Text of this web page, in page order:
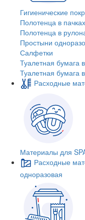
Гигиенические
Полотенца в пачках
Полотенца в
Простыни
Салфетки
Туалетная бумага
Туалетная бумага
Расходные
Материалы для
Расходные
одноразовая